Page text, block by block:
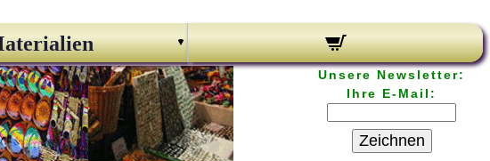
Unsere Newsletter:
Ihre E-Mail:
Zeichnen